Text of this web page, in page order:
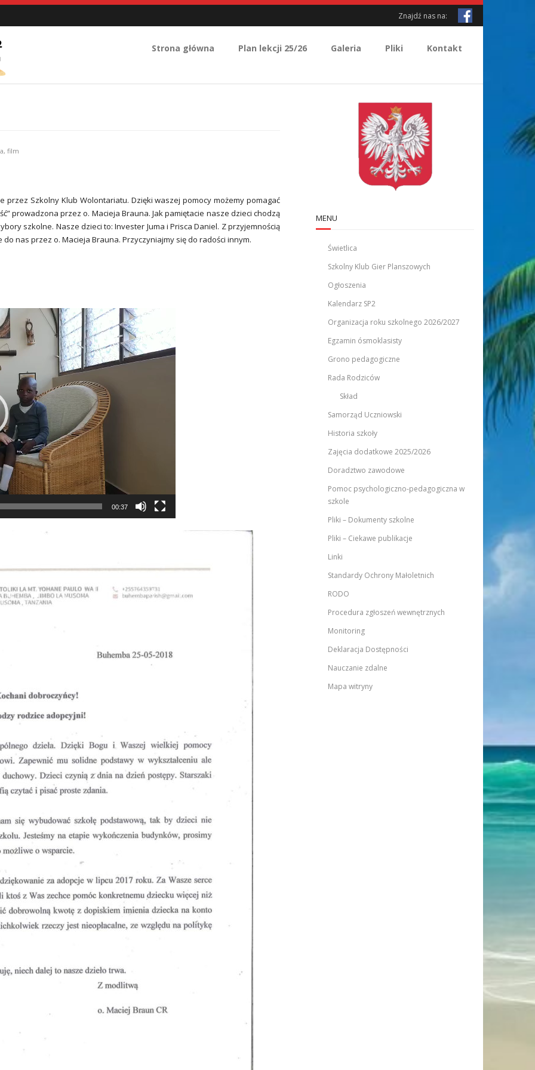
Znajdź nas na:
Strona główna Plan lekcji 25/26 Galeria Pliki Kontakt
, film
przez Szkolny Klub Wolontariatu. Dzięki waszej pomocy możemy pomagać
prowadzona przez o. Macieja Brauna. Jak pamiętacie nasze dzieci chodzą
szkolne. Nasze dzieci to: Invester Juma i Prisca Daniel. Z przyjemnością
nas przez o. Macieja Brauna. Przyczyniajmy się do radości innym.
00:37
MENU
Świetlica
Szkolny Klub Gier Planszowych
Ogłoszenia
Kalendarz SP2
Organizacja roku szkolnego 2026/2027
Egzamin ósmoklasisty
Grono pedagogiczne
Rada Rodziców
Skład
Samorząd Uczniowski
Historia szkoły
Zajęcia dodatkowe 2025/2026
Doradztwo zawodowe
Pomoc psychologiczno-pedagogiczna w
szkole
Pliki – Dokumenty szkolne
Pliki – Ciekawe publikacje
Linki
Standardy Ochrony Małoletnich
RODO
Procedura zgłoszeń wewnętrznych
Monitoring
Deklaracja Dostępności
Nauczanie zdalne
Mapa witryny